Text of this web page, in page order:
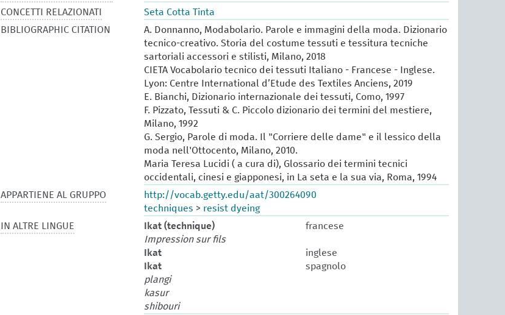
CONCETTI RELAZIONATI
Seta Cotta Tinta
BIBLIOGRAPHIC CITATION
A. Donnanno, Modabolario. Parole e immagini della moda. Dizionario
tecnico-creativo. Storia del costume tessuti e tessitura tecniche
sartoriali accessori e stilisti, Milano, 2018
CIETA Vocabolario tecnico dei tessuti Italiano - Francese - Inglese.
Lyon: Centre International d’Etude des Textiles Anciens, 2019
E. Bianchi, Dizionario internazionale dei tessuti, Como, 1997
F. Pizzato, Tessuti & C. Piccolo dizionario dei termini del mestiere,
Milano, 1992
G. Sergio, Parole di moda. Il "Corriere delle dame" e il lessico della
moda nell'Ottocento, Milano, 2010.
Maria Teresa Lucidi ( a cura di), Glossario dei termini tecnici
occidentali, cinesi e giapponesi, in La seta e la sua via, Roma, 1994
APPARTIENE AL GRUPPO
http://vocab.getty.edu/aat/300264090
techniques > resist dyeing
IN ALTRE LINGUE
Ikat (technique)
francese
Impression sur fils
Ikat
inglese
Ikat
spagnolo
plangi
kasur
shibouri